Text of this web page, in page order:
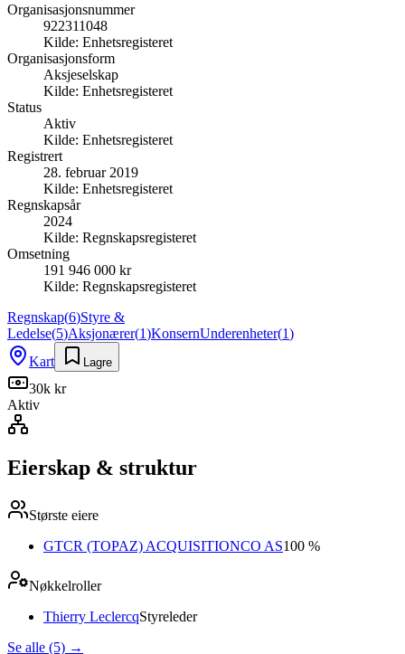
Organisasjonsnummer
922311048
Kilde: Enhetsregisteret
Organisasjonsform
Aksjeselskap
Kilde: Enhetsregisteret
Status
Aktiv
Kilde: Enhetsregisteret
Registrert
28. februar 2019
Kilde: Enhetsregisteret
Regnskapsår
2024
Kilde: Regnskapsregisteret
Omsetning
191 946 000 kr
Kilde: Regnskapsregisteret
Regnskap(6)Styre &
Ledelse(5)Aksjonærer(1)KonsernUnderenheter(1)
Kart
Lagre
30k kr
Aktiv
Eierskap & struktur
Største eiere
GTCR (TOPAZ) ACQUISITIONCO AS100 %
Nøkkelroller
Thierry LeclercqStyreleder
Se alle (5) →